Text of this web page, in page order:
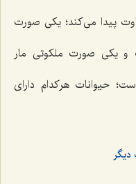
پیدا مى‌کند؛ یکى صورت
یکى صورت ملکوتى مار
حیوانات هرکدام داراى